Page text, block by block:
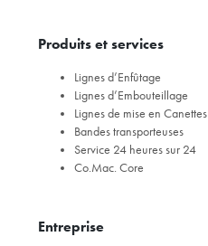
Produits et services
Lignes d’Enfûtage
Lignes d’Embouteillage
Lignes de mise en Canettes
Bandes transporteuses
Service 24 heures sur 24
Co.Mac. Core
Entreprise